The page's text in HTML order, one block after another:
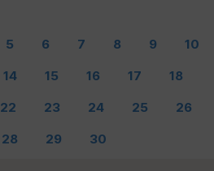
5 6 7 8 9 10
14 15 16 17 18
22 23 24 25 26
28 29 30